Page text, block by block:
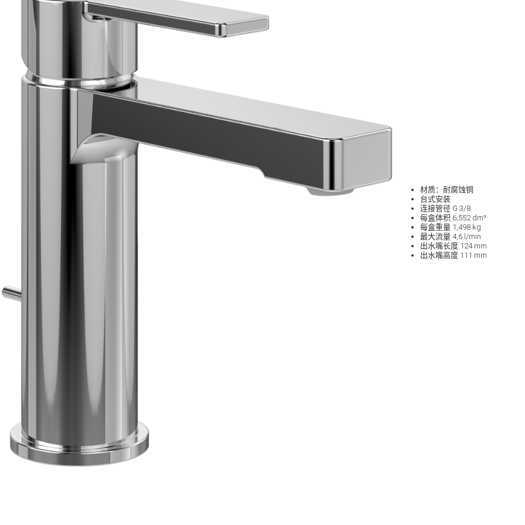
材质：耐腐蚀铜
台式安装
连接管径 G 3/8
每盒体积 6,552 dm³
每盒重量 1,498 kg
最大流量 4,6 l/min
出水嘴长度 124 mm
出水嘴高度 111 mm